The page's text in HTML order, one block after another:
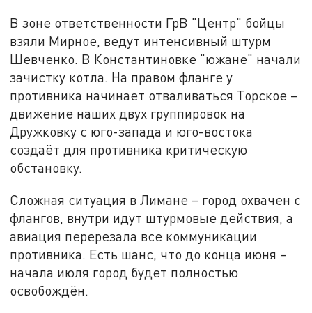
В зоне ответственности ГрВ "Центр" бойцы
взяли Мирное, ведут интенсивный штурм
Шевченко. В Константиновке "южане" начали
зачистку котла. На правом фланге у
противника начинает отваливаться Торское –
движение наших двух группировок на
Дружковку с юго-запада и юго-востока
создаёт для противника критическую
обстановку.
Сложная ситуация в Лимане – город охвачен с
флангов, внутри идут штурмовые действия, а
авиация перерезала все коммуникации
противника. Есть шанс, что до конца июня –
начала июля город будет полностью
освобождён.